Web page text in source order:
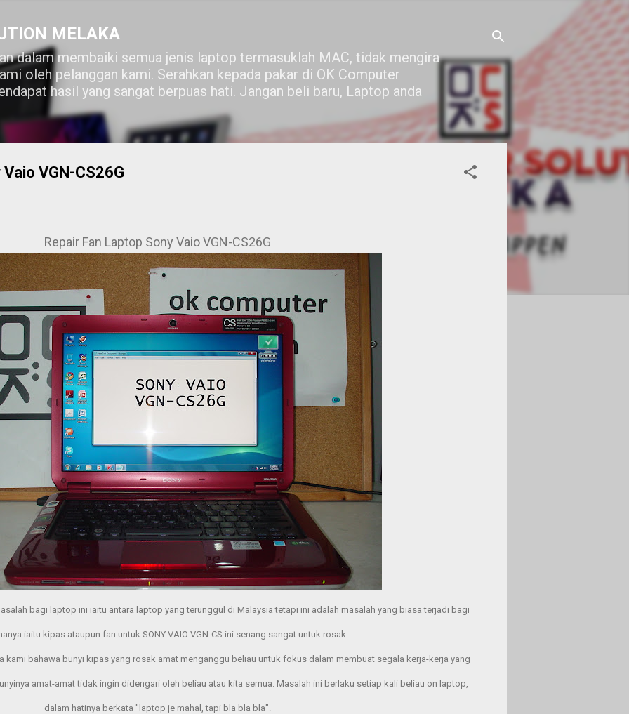
MELAKA
dalam membaiki semua jenis laptop termasuklah MAC, tidak mengira
oleh pelanggan kami. Serahkan kepada pakar di OK Computer
hasil yang sangat berpuas hati. Jangan beli baru, Laptop anda
VGN-CS26G
Repair Fan Laptop Sony Vaio VGN-CS26G
bagi laptop ini iaitu antara laptop yang terunggul di Malaysia tetapi ini adalah masalah yang biasa terjadi bagi
iaitu kipas ataupun fan untuk SONY VAIO VGN-CS ini senang sangat untuk rosak.
kami bahawa bunyi kipas yang rosak amat menganggu beliau untuk fokus dalam membuat segala kerja-kerja yang
amat-amat tidak ingin didengari oleh beliau atau kita semua. Masalah ini berlaku setiap kali beliau on laptop,
dalam hatinya berkata "laptop je mahal, tapi bla bla bla".